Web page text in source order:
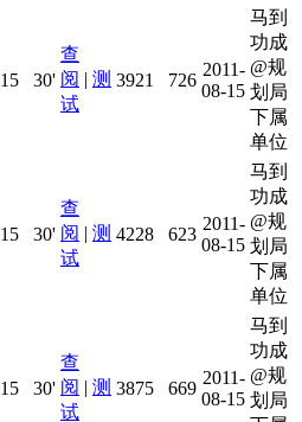
15 30'
查
阅 | 测
试
3921 726
2011-
08-15
马到
功成
@规
划局
下属
单位
15 30'
查
阅 | 测
试
4228 623
2011-
08-15
马到
功成
@规
划局
下属
单位
15 30'
查
阅 | 测
试
3875 669
2011-
08-15
马到
功成
@规
划局